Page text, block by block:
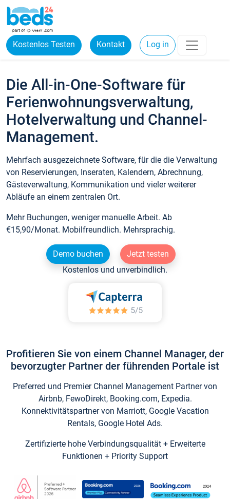
Kostenlos Testen Kontakt Log in
Die All-in-One-Software für
Ferienwohnungsverwaltung,
Hotelverwaltung und Channel-
Management.
Mehrfach ausgezeichnete Software, für die die Verwaltung
von Reservierungen, Inseraten, Kalendern, Abrechnung,
Gästeverwaltung, Kommunikation und vieler weiterer
Abläufe an einem zentralen Ort.
Mehr Buchungen, weniger manuelle Arbeit. Ab
€15,90/Monat. Mobilfreundlich. Mehrsprachig.
Demo buchen
Jetzt testen
Kostenlos und unverbindlich.
Profitieren Sie von einem Channel Manager, der
bevorzugter Partner der führenden Portale ist
Preferred und Premier Channel Management Partner von
Airbnb, FewoDirekt, Booking.com, Expedia.
Konnektivitätspartner von Marriott, Google Vacation
Rentals, Google Hotel Ads.
Zertifizierte hohe Verbindungsqualität + Erweiterte
Funktionen + Priority Support